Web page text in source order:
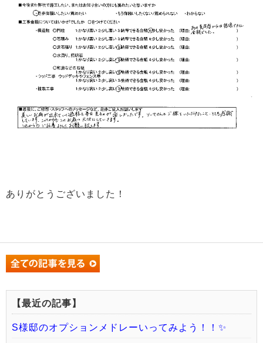
ありがとうございました！
【最近の記事】
S様邸のオプションメドレーいってみよう！！✨